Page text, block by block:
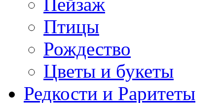
Пейзаж
Птицы
Рождество
Цветы и букеты
Редкости и Раритеты